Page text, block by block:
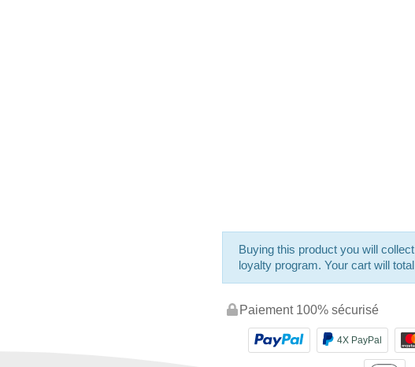
Buying this product you will collect
loyalty program. Your cart will total
Paiement 100% sécurisé
4X PayPal